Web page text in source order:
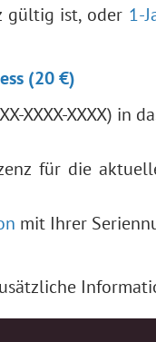
gültig ist, oder 1-
(20 €)
XXXX-XXXX) in
für die
mit Ihrer